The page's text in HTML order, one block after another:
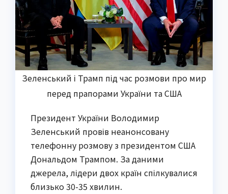
Зеленський і Трамп під час розмови про мир
перед прапорами України та США
Президент України Володимир
Зеленський провів неанонсовану
телефонну розмову з президентом США
Дональдом Трампом. За даними
джерела, лідери двох країн спілкувалися
близько 30-35 хвилин.